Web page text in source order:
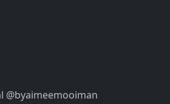
@byaimeemooiman